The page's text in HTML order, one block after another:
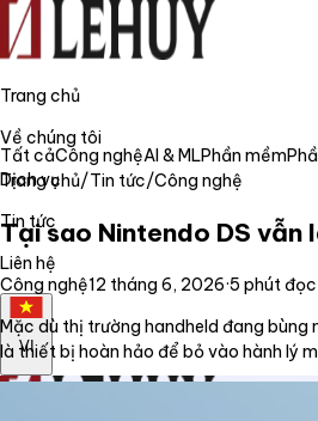
Trang chủ
Về chúng tôi
Dịch vụ
Tin tức
Liên hệ
VI
Tất cảCông nghệAI & MLPhần mềm
Trang chủ/Tin tức/Công nghệ
Tại sao Nintendo DS
Công nghệ12 tháng 6, 2026·5 phút đọc
Mặc dù thị trường handheld đang bùng
là thiết bị hoàn hảo để bỏ vào hành lý